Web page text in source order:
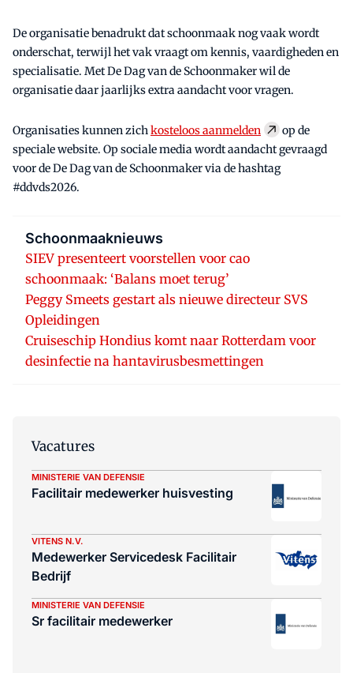
De organisatie benadrukt dat schoonmaak nog vaak wordt
onderschat, terwijl het vak vraagt om kennis, vaardigheden en
specialisatie. Met De Dag van de Schoonmaker wil de
organisatie daar jaarlijks extra aandacht voor vragen.
Organisaties kunnen zichkosteloos aanmelden
op de
speciale website. Op sociale media wordt aandacht gevraagd
voor de De Dag van de Schoonmaker via de hashtag
#ddvds2026.
Schoonmaaknieuws
SIEV presenteert voorstellen voor cao
schoonmaak: ‘Balans moet terug’
Peggy Smeets gestart als nieuwe directeur SVS
Opleidingen
Cruiseschip Hondius komt naar Rotterdam voor
desinfectie na hantavirusbesmettingen
Vacatures
MINISTERIE VAN DEFENSIE
Facilitair medewerker huisvesting
VITENS N.V.
Medewerker Servicedesk Facilitair
Bedrijf
MINISTERIE VAN DEFENSIE
Sr facilitair medewerker